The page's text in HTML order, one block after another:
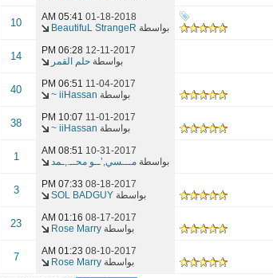
01-18-2018
05:41 AM
بواسطة BeautifuL StrangeR
10
12-11-2017
06:28 PM
بواسطة حلم القمر 14
11-04-2017
06:51 PM
بواسطة iiHassan ~
40
11-01-2017
10:07 PM
بواسطة iiHassan ~
38
10-31-2017
08:51 AM
بواسطة مـــسي,’ــو محــ.,ـمد 1
08-18-2017
07:33 PM
بواسطة SOL BADGUY
3
08-17-2017
01:16 AM
بواسطة Rose Marry
23
08-10-2017
01:23 AM
بواسطة Rose Marry
7